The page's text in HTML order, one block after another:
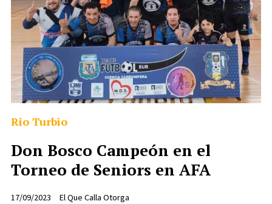
Don Bosco Campeón en el
Torneo de Seniors en AFA
El Que Calla Otorga
Rio Turbio
17/09/2023